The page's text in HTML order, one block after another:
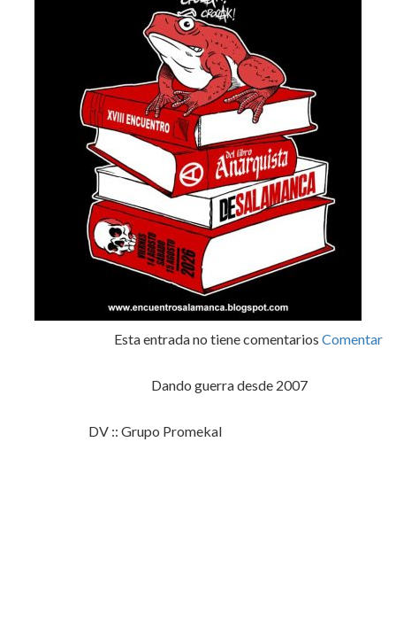
Esta entrada no tiene comentarios Comentar
Dando guerra desde 2007
DV :: Grupo Promekal